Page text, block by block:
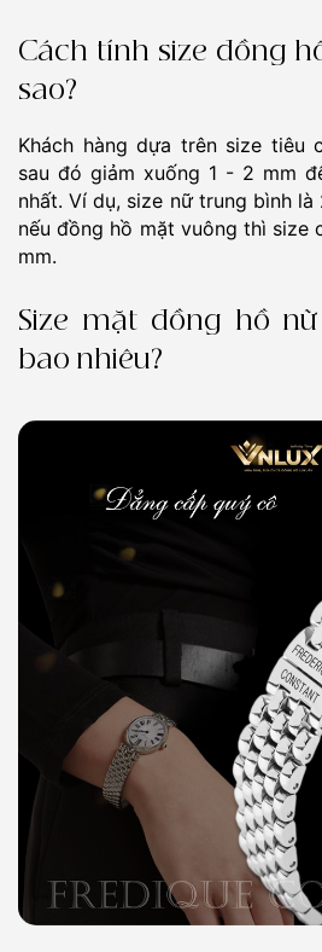
Cách tính size đồng
sao?
Khách hàng dựa trên size tiêu
sau đó giảm xuống 1 - 2 mm
nhất. Ví dụ, size nữ trung bình
nếu đồng hồ mặt vuông thì size
mm.
Size mặt đồng hồ
bao nhiêu?